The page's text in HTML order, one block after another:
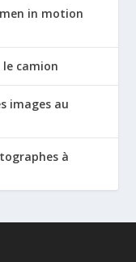
in motion
camion
images au
à